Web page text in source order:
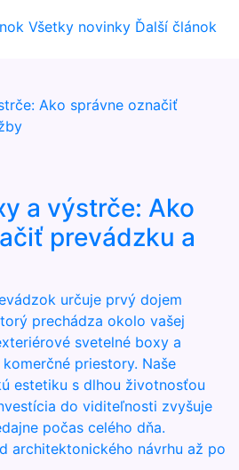
Všetky novinky Ďalší článok
a výstrče: Ako
prevádzku a
určuje prvý dojem
prechádza okolo vašej
svetelné boxy a
priestory. Naše
estetiku s dlhou životnosťou
do viditeľnosti zvyšuje
počas celého dňa.